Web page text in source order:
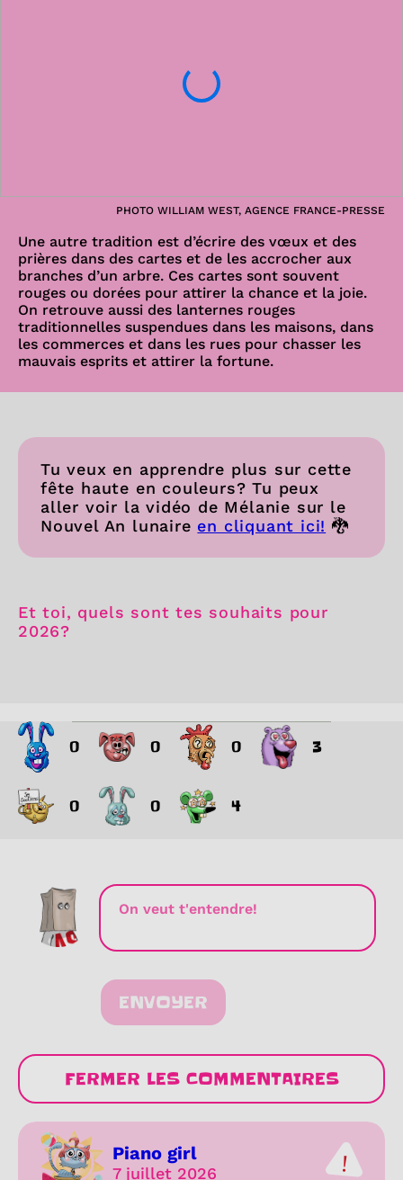
PHOTO WILLIAM WEST, AGENCE FRANCE-PRESSE
Une autre tradition est d’écrire des vœux et des
prières dans des cartes et de les accrocher aux
branches d’un arbre. Ces cartes sont souvent
rouges ou dorées pour attirer la chance et la joie.
On retrouve aussi des lanternes rouges
traditionnelles suspendues dans les maisons, dans
les commerces et dans les rues pour chasser les
mauvais esprits et attirer la fortune.
Tu veux en apprendre plus sur cette
fête haute en couleurs? Tu peux
aller voir la vidéo de Mélanie sur le
Nouvel An lunaire en cliquant ici! 🐉
Et toi, quels sont tes souhaits pour
2026?
0 0 0 3
0 0 4
ENVOYER
FERMER LES COMMENTAIRES
Piano girl
7 juillet 2026